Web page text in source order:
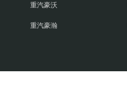
重汽豪沃
重汽豪瀚